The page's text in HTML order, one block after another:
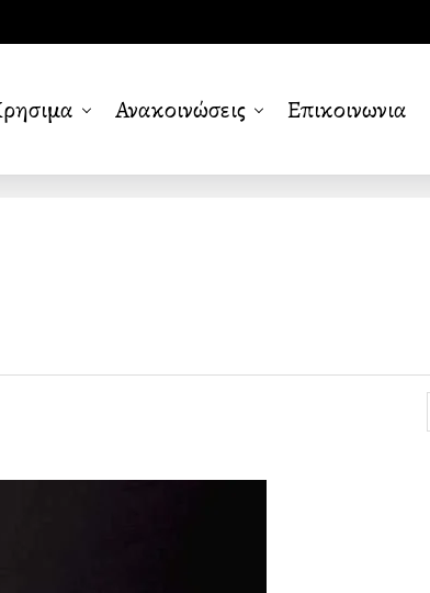
Ανακοινώσεις Επικοινωνια